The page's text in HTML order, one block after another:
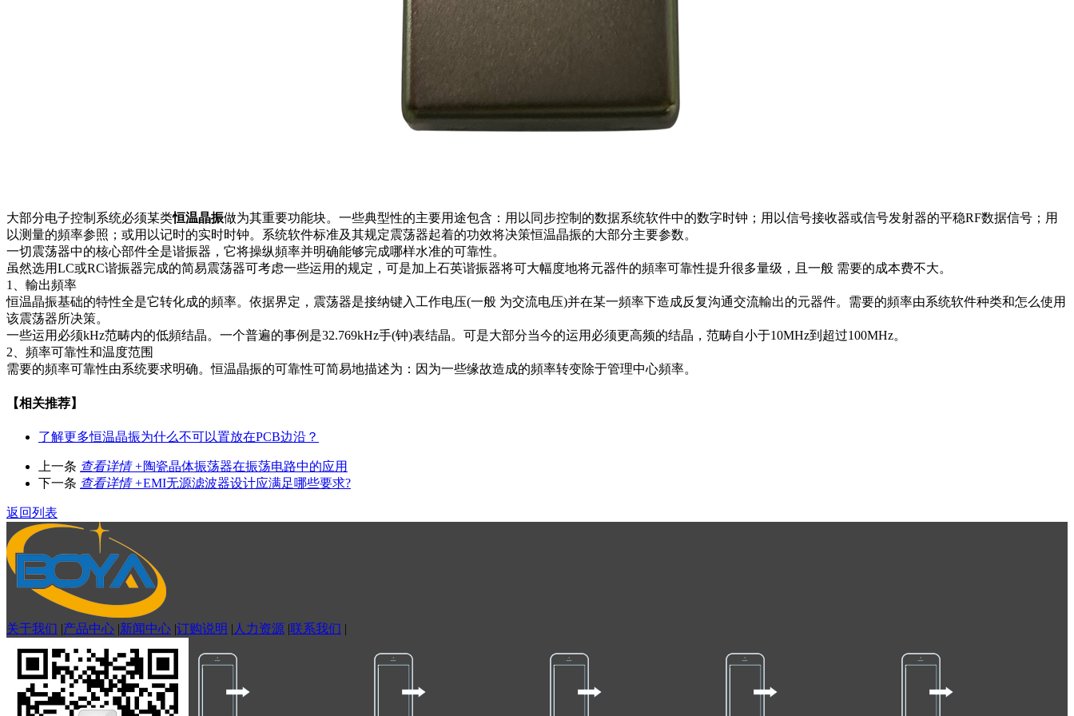
大部分电子控制系统必须某类恒温晶振做为其重要功能块。一些典型性的主要用途包含：用以同步控制的数据系统软件中的数字时钟；用以信号接收器或信号发射器的平稳RF数据信号；用
以测量的頻率参照；或用以记时的实时时钟。系统软件标准及其规定震荡器起着的功效将决策恒温晶振的大部分主要参数。
一切震荡器中的核心部件全是谐振器，它将操纵頻率并明确能够完成哪样水准的可靠性。
虽然选用LC或RC谐振器完成的简易震荡器可考虑一些运用的规定，可是加上石英谐振器将可大幅度地将元器件的頻率可靠性提升很多量级，且一般 需要的成本费不大。
1、輸出頻率
恒温晶振基础的特性全是它转化成的頻率。依据界定，震荡器是接纳键入工作电压(一般 为交流电压)并在某一頻率下造成反复沟通交流輸出的元器件。需要的頻率由系统软件种类和怎么使用
该震荡器所决策。
一些运用必须kHz范畴内的低頻结晶。一个普遍的事例是32.769kHz手(钟)表结晶。可是大部分当今的运用必须更高频的结晶，范畴自小于10MHz到超过100MHz。
2、頻率可靠性和温度范围
需要的頻率可靠性由系统要求明确。恒温晶振的可靠性可简易地描述为：因为一些缘故造成的頻率转变除于管理中心頻率。
【相关推荐】
了解更多恒温晶振为什么不可以置放在PCB边沿？
上一条 查看详情 +陶瓷晶体振荡器在振荡电路中的应用
下一条 查看详情 +EMI无源滤波器设计应满足哪些要求?
返回列表
关于我们 |产品中心 |新闻中心 |订购说明 | 人力资源 |联系我们 |